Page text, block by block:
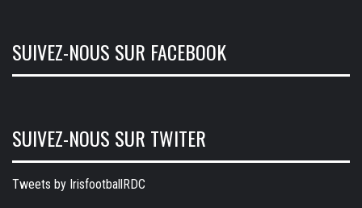
SUIVEZ-NOUS SUR FACEBOOK
SUIVEZ-NOUS SUR TWITER
Tweets by IrisfootballRDC